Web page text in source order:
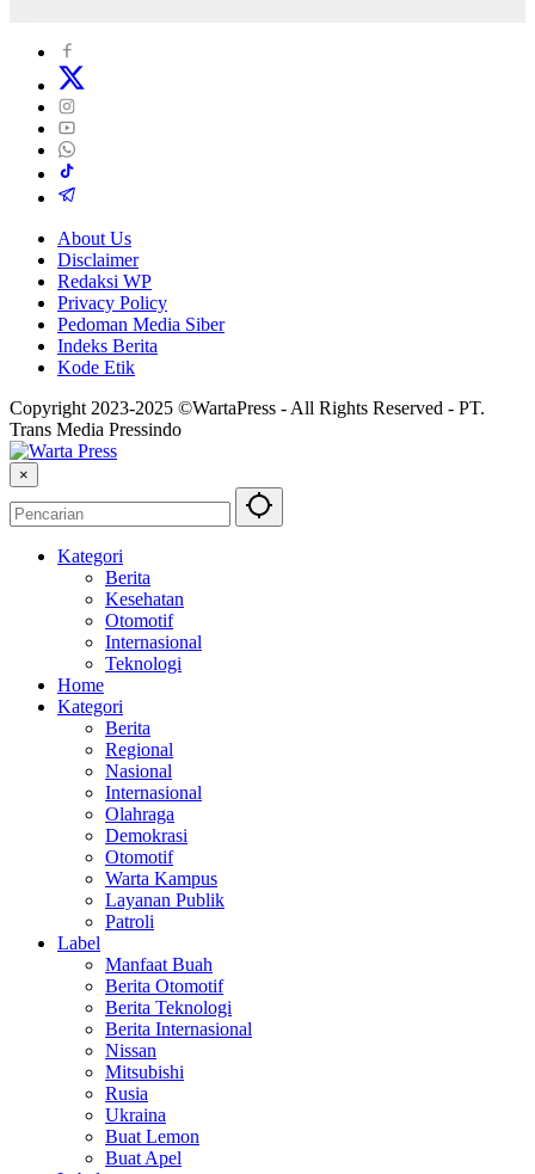
About Us
Disclaimer
Redaksi WP
Privacy Policy
Pedoman Media Siber
Indeks Berita
Kode Etik
Copyright 2023-2025 ©WartaPress - All Rights Reserved - PT.
Trans Media Pressindo
×
Kategori
Berita
Kesehatan
Otomotif
Internasional
Teknologi
Home
Kategori
Berita
Regional
Nasional
Internasional
Olahraga
Demokrasi
Otomotif
Warta Kampus
Layanan Publik
Patroli
Label
Manfaat Buah
Berita Otomotif
Berita Teknologi
Berita Internasional
Nissan
Mitsubishi
Rusia
Ukraina
Buat Lemon
Buat Apel